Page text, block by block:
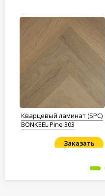
Кварцевый ламинат (SPC)
BONKEEL Pine 303
Заказать